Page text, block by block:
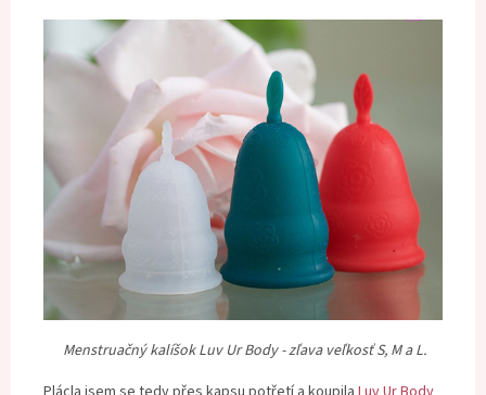
Menstruačný kalíšok Luv Ur Body - zľava veľkosť S, M a L.